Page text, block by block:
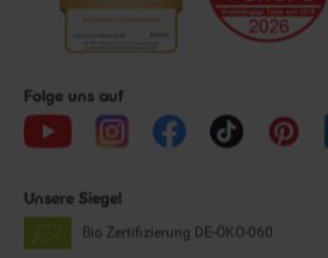
Folge uns auf
Unsere Siegel
Bio Zertifizierung DE-ÖKO-060